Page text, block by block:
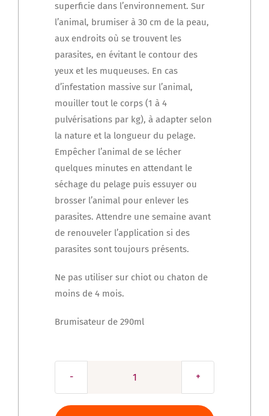
superficie dans l’environnement. Sur
l’animal, brumiser à 30 cm de la peau,
aux endroits où se trouvent les
parasites, en évitant le contour des
yeux et les muqueuses. En cas
d’infestation massive sur l’animal,
mouiller tout le corps (1 à 4
pulvérisations par kg), à adapter selon
la nature et la longueur du pelage.
Empêcher l’animal de se lécher
quelques minutes en attendant le
séchage du pelage puis essuyer ou
brosser l’animal pour enlever les
parasites. Attendre une semaine avant
de renouveler l’application si des
parasites sont toujours présents.
Ne pas utiliser sur chiot ou chaton de
moins de 4 mois.
Brumisateur de 290ml
quantité